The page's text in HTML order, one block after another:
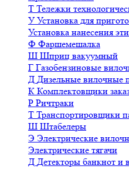
Т Тележки
У Установка для
Установка нанесения
Ф Фаршемешалка
Ш Шприц вакуумный
Г Газобензиновые
Д Дизельные вилочные
К Комплектовщики
Р Ричтраки
Т Транспортировщики
Ш Штабелеры
Э Электрические
Электрические тягачи
Д Детекторы банкнот и